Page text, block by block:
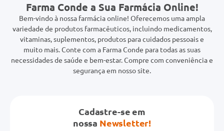
Farma Conde a Sua Farmácia Online!
Bem-vindo à nossa farmácia online! Oferecemos uma ampla
variedade de produtos farmacêuticos, incluindo medicamentos,
vitaminas, suplementos, produtos para cuidados pessoais e
muito mais. Conte com a Farma Conde para todas as suas
necessidades de saúde e bem-estar. Compre com conveniência e
segurança em nosso site.
Cadastre-se em
nossa Newsletter!